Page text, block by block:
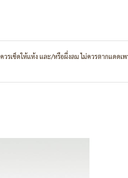
รเช็ดให้แห้ง และ/หรือผึ่งลม ไม่ควรตากแดดเ